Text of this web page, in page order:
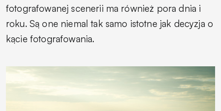
fotografowanej scenerii ma również pora dnia i
roku. Są one niemal tak samo istotne jak decyzja o
kącie fotografowania.